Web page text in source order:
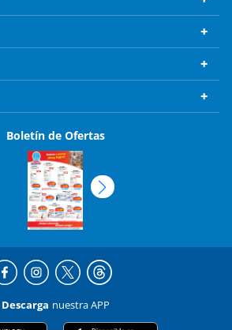
Boletín de Ofertas
Descarga nuestra APP